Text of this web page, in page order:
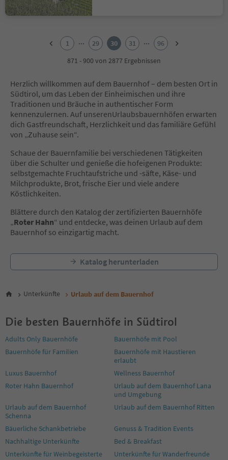
10
11
12
13
14
15
16
17
19
20
21
23
25
27
30
31
32
33
35
36
38
39
40
42
43
1 ... 29 30 31 ...
96
871 - 900 von 2877 Ergebnissen
Herzlich willkommen auf dem Bauernhof – dem besten Ort in
Südtirol, um das Leben der Einheimischen und ihre
Traditionen und Bräuche in authentischer Form
kennenzulernen. Auf unserenUrlaubsbauernhöfen erwarten
dich Gastfreundschaft, Herzlichkeit und das familiäre Gefühl
von „Zuhause sein“.
Schaue der Bauernfamilie bei verschiedenen Tätigkeiten
über die Schulter und genieße die hofeigenen Produkte:
selbstgemachte Fruchtaufstriche und -säfte, Käse- und
Milchprodukte, Brot, frische Eier und viele andere
Köstlichkeiten.
Blättere durch den Katalog der zertifizierten Bauernhöfe
„Roter Hahn“ und entdecke, was deinen Urlaub auf dem
Bauernhof so einzigartig macht.
Katalog herunterladen
Unterkünfte Urlaub auf dem Bauernhof
Die besten Bauernhöfe in Südtirol
Adults Only Bauernhöfe
Bauernhöfe mit Pool
Bauernhöfe für Familien
Bauernhöfe mit Haustieren
erlaubt
Luxus Bauernhof
Wellness Bauernhof
Roter Hahn Bauernhof
Urlaub auf dem Bauernhof Lana
und Umgebung
Urlaub auf dem Bauernhof
Schenna
Urlaub auf dem Bauernhof Ritten
Bäuerliche Schankbetriebe
Genuss & Tradition Events
Nachhaltige Unterkünfte
Bed & Breakfast
Unterkünfte für Weinbegeisterte
Unterkünfte für Wanderfreunde